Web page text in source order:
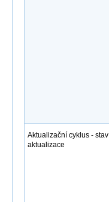
Aktualizační cyklus - stav
aktualizace